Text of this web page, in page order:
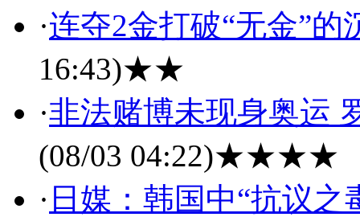
·连夺2金打破“无金”
16:43)★★
·非法赌博未现身奥运
(08/03 04:22)★★★★
· 日媒：韩国中“抗议